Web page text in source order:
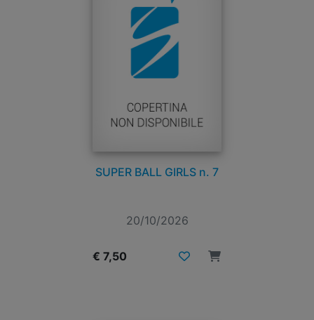
SUPER BALL GIRLS n. 7
20/10/2026
€ 7,50